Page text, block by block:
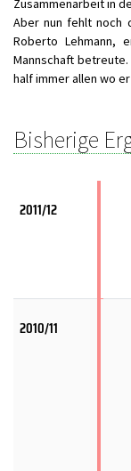
Zusammenarbeit in
Aber nun fehlt noch
Roberto
Mannschaft
half immer allen wo
Bisherige
2011/12
2010/11